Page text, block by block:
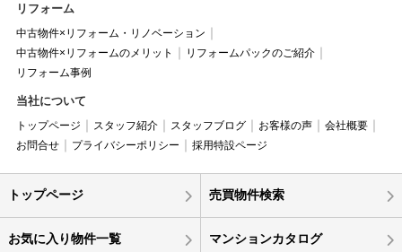
リフォーム
中古物件×リフォーム・リノベーション
中古物件×リフォームのメリット
リフォームパックのご紹介
リフォーム事例
当社について
トップページ スタッフ紹介 スタッフブログ お客様の声
会社概要
お問合せ
プライバシーポリシー 採用特設ページ
トップページ 売買物件検索
お気に入り物件一覧 マンションカタログ